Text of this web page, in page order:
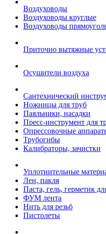
Воздуховоды
Воздуховоды круглые
Воздуховоды
Приточно вытяжные
Осушители воздуха
Сантехнический
Ножницы для труб
Паяльники, насадки
Пресс-инструмент для
Опрессовочные
Трубогибы
Калибраторы, зачистки
Уплотнительные
Лен, пакля
Паста, гель, герметик
ФУМ лента
Нить для резьб
Пистолеты